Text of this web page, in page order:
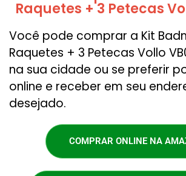
Raquetes + 3 Petecas
Você pode comprar a Kit
Raquetes + 3 Petecas Vollo
na sua cidade ou se preferir
online e receber em seu
desejado.
COMPRAR ONLINE NA